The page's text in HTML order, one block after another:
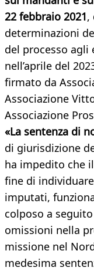
22 febbraio 2021,
determinazioni
del processo
nell’aprile del
firmato da
Associazione
Associazione
«La sentenza di
di giurisdizione
ha impedito che
fine di
imputati,
colposo a
omissioni nella
missione nel
medesima